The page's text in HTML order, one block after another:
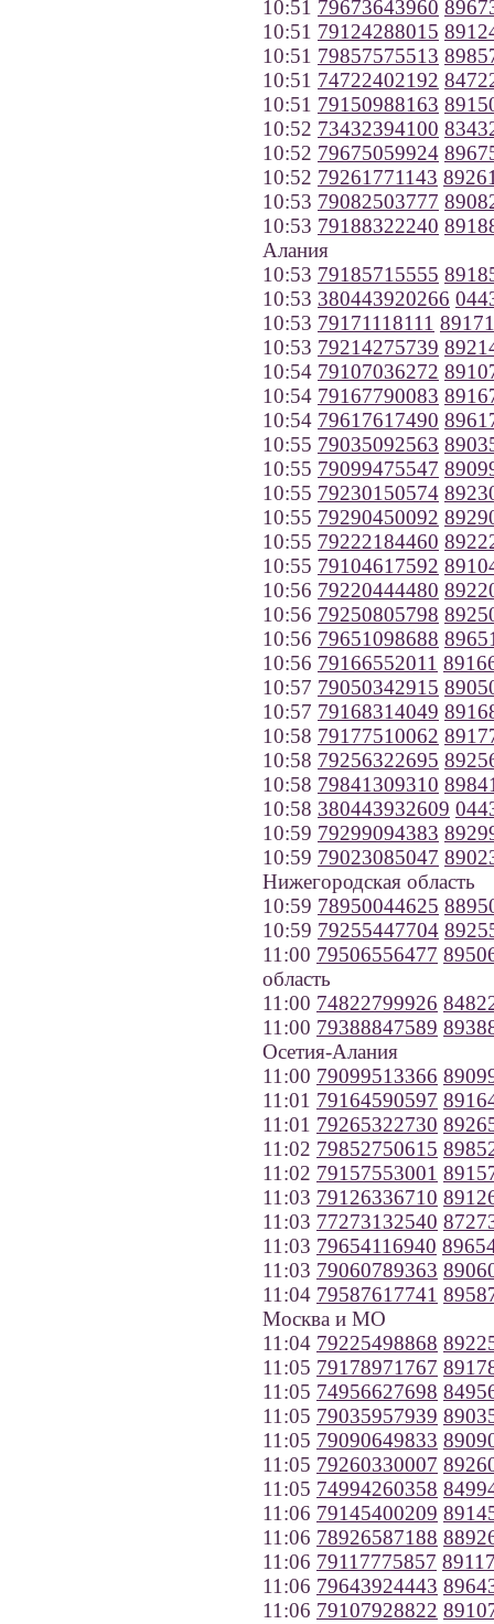
10:51 79673643960
10:51 79124288015
10:51 79857575513
10:51 74722402192
10:51 79150988163
10:52 73432394100
10:52 79675059924
10:52 79261771143
10:53 79082503777
10:53 79188322240
Алания
10:53 79185715555
10:53 380443920266
10:53 79171118111
10:53 79214275739
10:54 79107036272
10:54 79167790083
10:54 79617617490
10:55 79035092563
10:55 79099475547
10:55 79230150574
10:55 79290450092
10:55 79222184460
10:55 79104617592
10:56 79220444480
10:56 79250805798
10:56 79651098688
10:56 79166552011
10:57 79050342915
10:57 79168314049
10:58 79177510062
10:58 79256322695
10:58 79841309310
10:58 380443932609
10:59 79299094383
10:59 79023085047
Нижегородская область
10:59 78950044625
10:59 79255447704
11:00 79506556477
область
11:00 74822799926
11:00 79388847589
Осетия-Алания
11:00 79099513366
11:01 79164590597
11:01 79265322730
11:02 79852750615
11:02 79157553001
11:03 79126336710
11:03 77273132540
11:03 79654116940
11:03 79060789363
11:04 79587617741
Москва и МО
11:04 79225498868
11:05 79178971767
11:05 74956627698
11:05 79035957939
11:05 79090649833
11:05 79260330007
11:05 74994260358
11:06 79145400209
11:06 78926587188
11:06 79117775857
11:06 79643924443
11:06 79107928822